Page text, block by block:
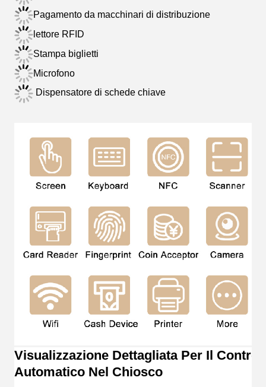
Pagamento da macchinari di distribuzione
lettore RFID
Stampa biglietti
Microfono
Dispensatore di schede chiave
Visualizzazione Dettagliata Per Il
Automatico Nel Chiosco